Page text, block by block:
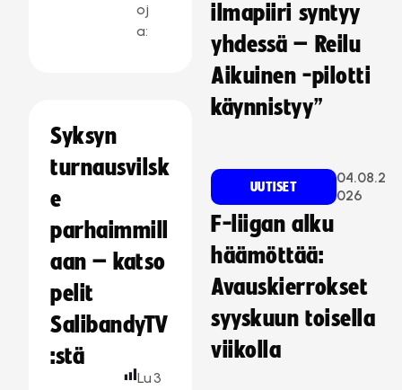
oj
a:
Syksyn
turnausvilsk
e
parhaimmill
aan – katso
pelit
SalibandyTV
:stä
Lu 3
ilmapiiri syntyy
yhdessä – Reilu
Aikuinen -pilotti
käynnistyy”
UUTISET
04.08.2
026
F-liigan alku
häämöttää:
Avauskierrokset
syyskuun toisella
viikolla